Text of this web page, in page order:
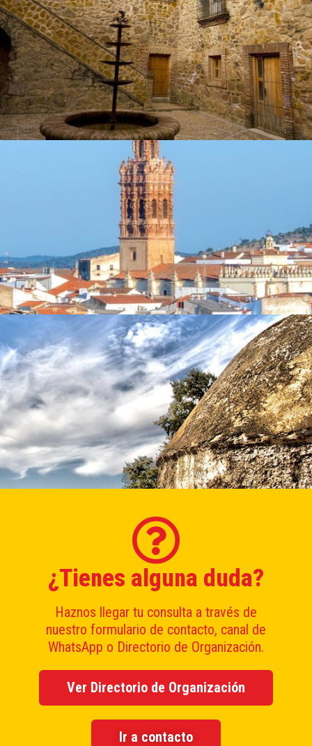
¿Tienes alguna duda?
Haznos llegar tu consulta a través de
nuestro formulario de contacto, canal de
WhatsApp o Directorio de Organización.
Ver Directorio de Organización
Ir a contacto